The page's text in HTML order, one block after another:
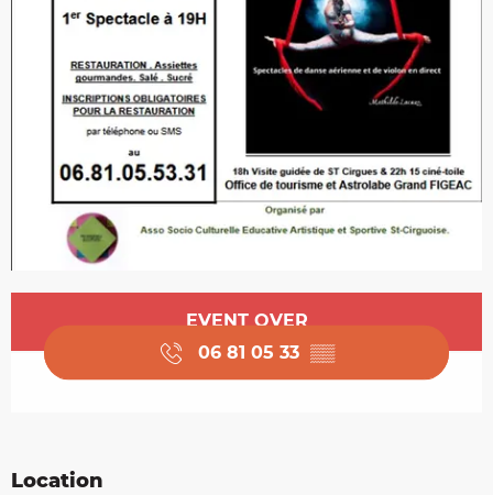
Opening hours & contact details
EVENT OVER
06 81 05 33 ▒▒
Location